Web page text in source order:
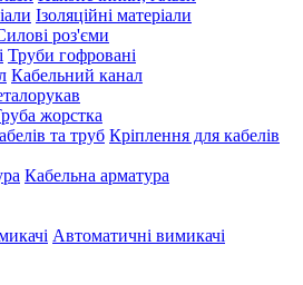
Ізоляційні матеріали
роз'єми
Труби гофровані
Кабельний канал
жорстка
Кріплення для кабелів
Кабельна арматура
Автоматичні вимикачі